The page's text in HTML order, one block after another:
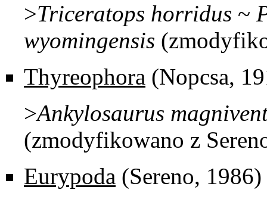
>Triceratops horridus ~
wyomingensis
Thyreophora (Nopcsa,
>Ankylosaurus
(zmodyfikowano z
Eurypoda (Sereno, 1986)